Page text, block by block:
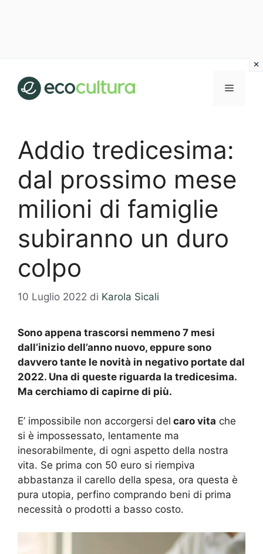
contenuto
MENU
Addio tredicesima:
dal prossimo mese
milioni di famiglie
subiranno un duro
colpo
10 Luglio 2022 di Karola Sicali
Sono appena trascorsi nemmeno 7 mesi
dall’inizio dell’anno nuovo, eppure sono
davvero tante le novità in negativo portate dal
2022. Una di queste riguarda la tredicesima.
Ma cerchiamo di capirne di più.
E’ impossibile non accorgersi del caro vita che
si è impossessato, lentamente ma
inesorabilmente, di ogni aspetto della nostra
vita. Se prima con 50 euro si riempiva
abbastanza il carello della spesa, ora questa è
pura utopia, perfino comprando beni di prima
necessità o prodotti a basso costo.